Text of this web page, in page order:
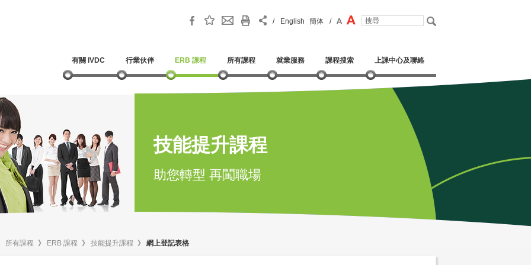
/ English 簡体 /
有關 IVDC 行業伙伴 ERB 課程 所有課程 就業服務 課程搜索 上課中心及聯絡
技能提升課程
助您轉型 再闖職場
所有課程 》 ERB 課程 》 技能提升課程 》 網上登記表格